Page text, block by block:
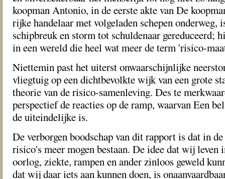
koopman Antonio, in de eerste akte van De
rijke handelaar met volgeladen schepen onderweg,
schipbreuk en storm tot schuldenaar gereduceerd;
in een wereld die heel wat meer de term 'risico-
Niettemin past het uiterst onwaarschijnlijke
vliegtuig op een dichtbevolkte wijk van een grote
theorie van de risico-samenleving. Des te
perspectief de reacties op de ramp, waarvan Een
de uiteindelijke is.
De verborgen boodschap van dit rapport is dat in
risico's meer mogen bestaan. De idee dat wij leven
oorlog, ziekte, rampen en ander zinloos geweld
dat wij daar iets aan kunnen doen, is